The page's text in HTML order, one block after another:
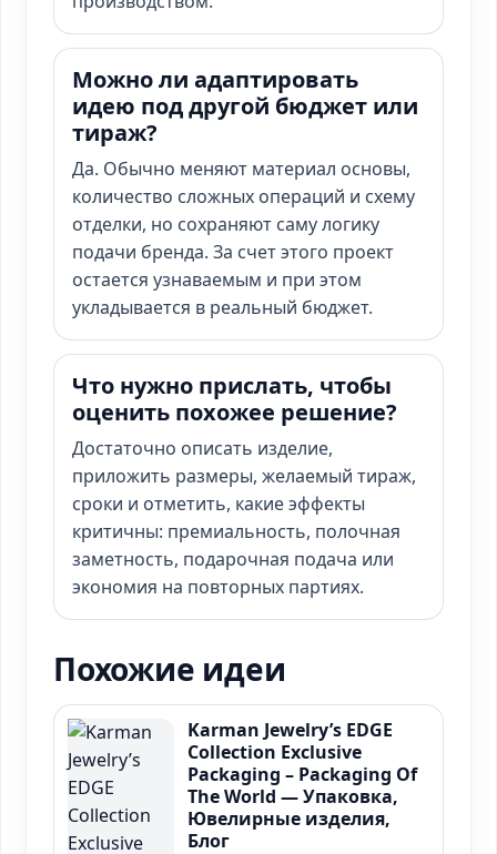
Можно ли адаптировать
идею под другой бюджет или
тираж?
Да. Обычно меняют материал основы,
количество сложных операций и схему
отделки, но сохраняют саму логику
подачи бренда. За счет этого проект
остается узнаваемым и при этом
укладывается в реальный бюджет.
Что нужно прислать, чтобы
оценить похожее решение?
Достаточно описать изделие,
приложить размеры, желаемый тираж,
сроки и отметить, какие эффекты
критичны: премиальность, полочная
заметность, подарочная подача или
экономия на повторных партиях.
Похожие идеи
Karman Jewelry’s EDGE
Collection Exclusive
Packaging – Packaging Of
The World — Упаковка,
Ювелирные изделия,
Блог